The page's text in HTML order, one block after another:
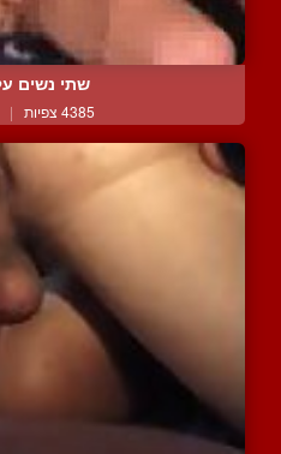
שתי נשים
4385 צפיות |